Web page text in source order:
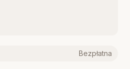
Bezpłatna